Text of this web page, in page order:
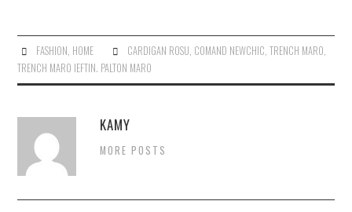
FASHION HOME CARDIGAN ROSU COMAND NEWCHIC TRENCH MARO
TRENCH MARO IEFTIN. PALTON MARO
KAMY
MORE POSTS